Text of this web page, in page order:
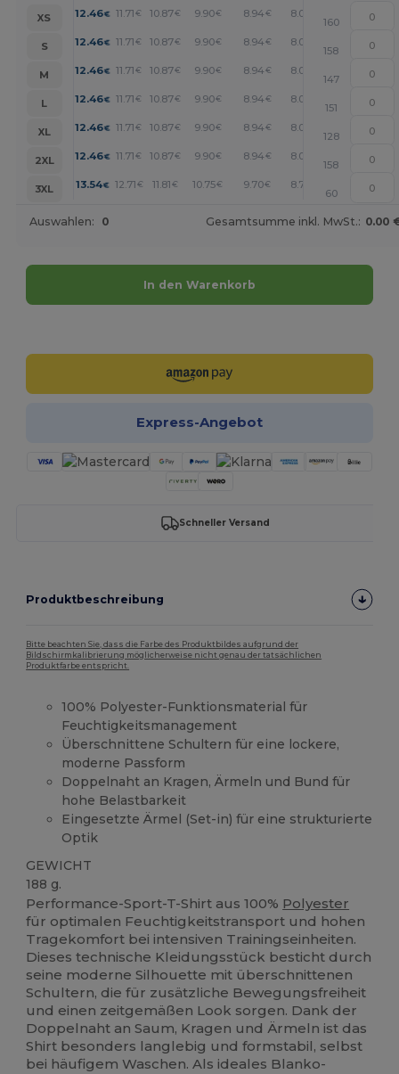
XS 12.46€ 11.71 € 10.87€ 9.90€ 8.94€ 8.03 +
160
S
12.46€ 11.71 € 10.87€ 9.90€ 8.94€ 8.03 +
158
M
12.46€ 11.71 € 10.87€ 9.90€ 8.94€ 8.03 +
147
L
12.46€ 11.71 € 10.87€ 9.90€ 8.94€ 8.03
151
XL
12.46€ 11.71 € 10.87€ 9.90€ 8.94€ 8.03 +
128
2XL
12.46€ 11.71 € 10.87€ 9.90€ 8.94€ 8.03 +
158
3XL
13.54€ 12.71€ 11.81 € 10.75€ 9.70€ 8.73 +
60
Auswahlen: 0 Gesamtsumme inkl. MwSt.: 0.00
In den Warenkorb
Express-Angebot
Schneller Versand
Produktbeschreibung
Bitte beachten Sie, dass die Farbe des Produktbildes aufgrund der
Bildschirmkalibrierung möglicherweise nicht genau der tatsächlichen
Produktfarbe entspricht.
100% Polyester-Funktionsmaterial für
Feuchtigkeitsmanagement
Überschnittene Schultern für eine lockere,
moderne Passform
Doppelnaht an Kragen, Ärmeln und Bund für
hohe Belastbarkeit
Eingesetzte Ärmel (Set-in) für eine strukturierte
Optik
GEWICHT
188 g.
Performance-Sport-T-Shirt aus 100% Polyester
für optimalen Feuchtigkeitstransport und hohen
Tragekomfort bei intensiven Trainingseinheiten.
Dieses technische Kleidungsstück besticht durch
seine moderne Silhouette mit überschnittenen
Schultern, die für zusätzliche Bewegungsfreiheit
und einen zeitgemäßen Look sorgen. Dank der
Doppelnaht an Saum, Kragen und Ärmeln ist das
Shirt besonders langlebig und formstabil, selbst
bei häufigem Waschen. Als ideales Blanko-